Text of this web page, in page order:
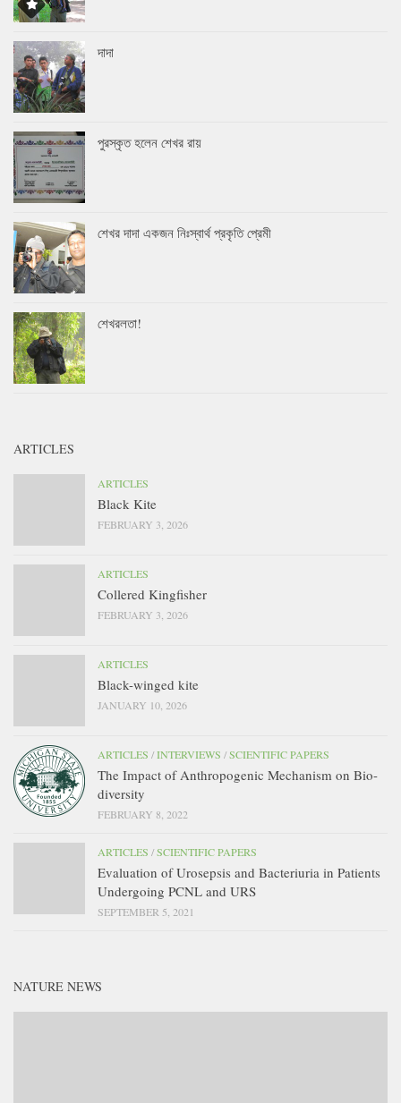
দাদা
পুরস্কৃত হলেন শেখর রায়
শেখর দাদা একজন নিঃস্বার্থ প্রকৃতি প্রেমী
শেখরলতা!
ARTICLES
ARTICLES
Black Kite
FEBRUARY 3, 2026
ARTICLES
Collered Kingfisher
FEBRUARY 3, 2026
ARTICLES
Black-winged kite
JANUARY 10, 2026
ARTICLES /INTERVIEWS /SCIENTIFIC PAPERS
The Impact of Anthropogenic Mechanism on Bio-
diversity
FEBRUARY 8, 2022
ARTICLES /SCIENTIFIC PAPERS
Evaluation of Urosepsis and Bacteriuria in Patients
Undergoing PCNL and URS
SEPTEMBER 5, 2021
NATURE NEWS